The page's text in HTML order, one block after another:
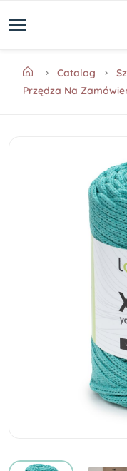
Catalog
Przędza Na